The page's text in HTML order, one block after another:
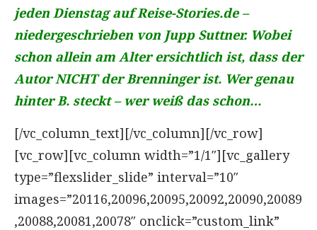
jeden Dienstag auf Reise-Stories.de –
niedergeschrieben von Jupp Suttner. Wobei
schon allein am Alter ersichtlich ist, dass der
Autor NICHT der Brenninger ist. Wer genau
hinter B. steckt – wer weiß das schon…
[/vc_column_text][/vc_column][/vc_row]
[vc_row][vc_column width=”1/1″][vc_gallery
type=”flexslider_slide” interval=”10″
images=”20116,20096,20095,20092,20090,20089
,20088,20081,20078″ onclick=”custom_link”